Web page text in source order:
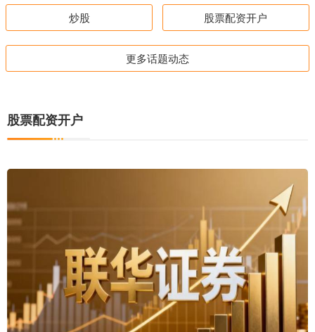
炒股 股票配资开户
更多话题动态
股票配资开户